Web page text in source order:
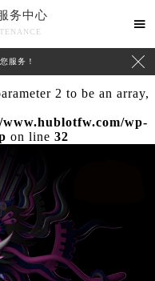
1 to be array, null
wp-
on line
2 to be an array,
wp-
on line 32
务中心

服务！ 